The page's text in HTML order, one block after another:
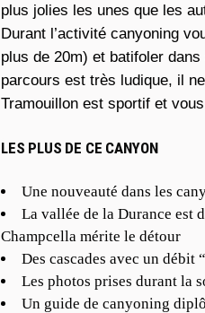
plus jolies les unes que les
Durant l’activité canyoning
plus de 20m) et batifoler
parcours est très ludique, il
Tramouillon est sportif et
LES PLUS DE CE CANYON
Une nouveauté dans les
La vallée de la Durance est
Champcella mérite le détour
Des cascades avec un débit
Les photos prises durant la
Un guide de canyoning